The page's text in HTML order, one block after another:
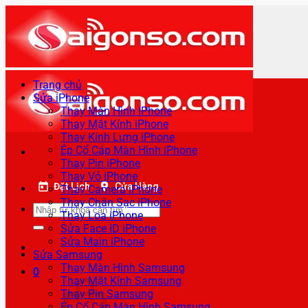
qua
nội
dung
Đặt Lịch Cửa Hàng
Tìm
kiếm:
0
Trang chủ
Sửa iPhone
Thay Màn Hình iPhone
Thay Mặt Kính iPhone
Thay Kính Lưng iPhone
Ép Cổ Cáp Màn Hình iPhone
Thay Pin iPhone
Thay Vỏ iPhone
Thay Camera iPhone
Thay Chân Sạc iPhone
Thay Loa iPhone
Sửa Face ID iPhone
Sửa Main iPhone
Sửa Samsung
Thay Màn Hình Samsung
Thay Mặt Kính Samsung
Thay Pin Samsung